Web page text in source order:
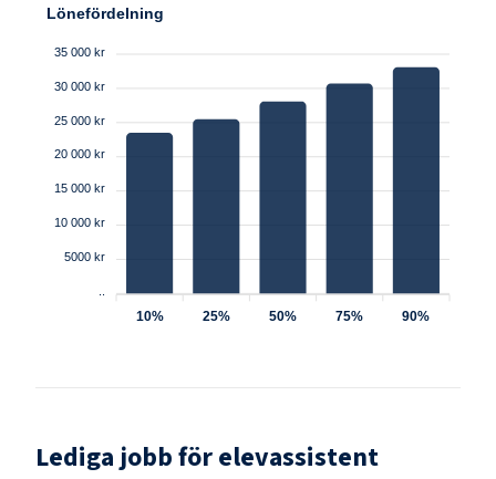
Lönefördelning
35 000 kr
30 000 kr
25 000 kr
20 000 kr
15 000 kr
10 000 kr
5000 kr
10% 25% 50% 75% 90%
Lediga jobb förelevassistent